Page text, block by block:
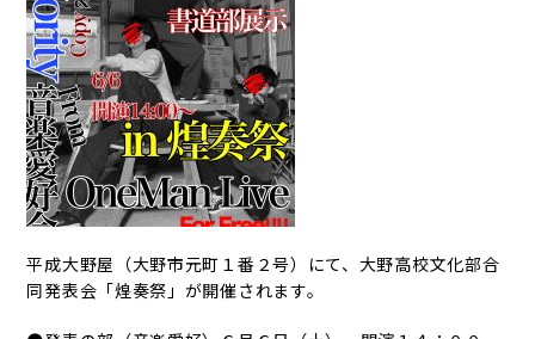
平成大野屋（大野市元町１番２号）にて、大野高校文化部合
同発表会「煌奏祭」が開催されます。